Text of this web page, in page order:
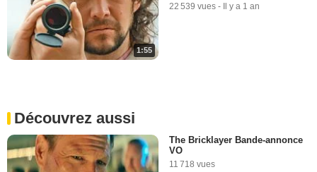
1:55
22 539 vues - Il y a 1 an
Découvrez aussi
The Bricklayer Bande-annonce
VO
11 718 vues